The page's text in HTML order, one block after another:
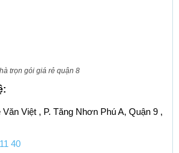
trọn gói giá rẻ quận 8
Việt , P. Tăng Nhơn Phú A, Quận 9 ,
40